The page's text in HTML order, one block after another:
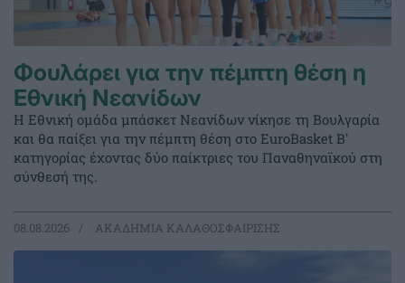
Φουλάρει για την πέμπτη θέση η
Εθνική Νεανίδων
Η Εθνική ομάδα μπάσκετ Νεανίδων νίκησε τη Βουλγαρία
και θα παίξει για την πέμπτη θέση στο EuroBasket Β'
κατηγορίας έχοντας δύο παίκτριες του Παναθηναϊκού στη
σύνθεσή της.
08.08.2026 ΑΚΑΔΗΜΙΑ ΚΑΛΑΘΟΣΦΑΙΡΙΣΗΣ